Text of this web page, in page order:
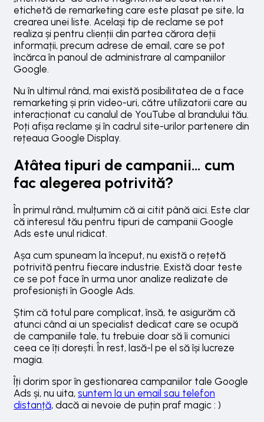
etichetă de remarketing care este plasat pe site, la
crearea unei liste. Același tip de reclame se pot
realiza și pentru clienții din partea cărora deții
informații, precum adrese de email, care se pot
încărca în panoul de administrare al campaniilor
Google.
Nu în ultimul rând, mai există posibilitatea de a face
remarketing și prin video-uri, către utilizatorii care au
interacționat cu canalul de YouTube al brandului tău.
Poți afișa reclame și în cadrul site-urilor partenere din
rețeaua Google Display.
Atâtea tipuri de campanii… cum
fac alegerea potrivită?
În primul rând, mulțumim că ai citit până aici. Este clar
că interesul tău pentru tipuri de campanii Google
Ads este unul ridicat.
Așa cum spuneam la început, nu există o rețetă
potrivită pentru fiecare industrie. Există doar teste
ce se pot face în urma unor analize realizate de
profesioniști în Google Ads.
Știm că totul pare complicat, însă, te asigurăm că
atunci când ai un specialist dedicat care se ocupă
de campaniile tale, tu trebuie doar să îi comunici
ceea ce îți dorești. În rest, lasă-l pe el să își lucreze
magia.
Îți dorim spor în gestionarea campaniilor tale Google
Ads și, nu uita, suntem la un email sau telefon
distanță, dacă ai nevoie de puțin praf magic : )